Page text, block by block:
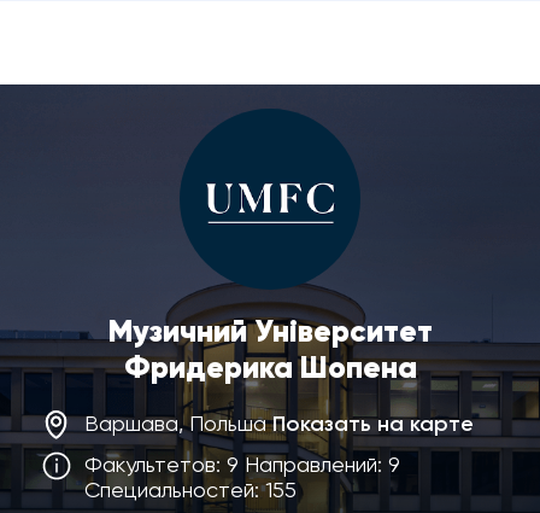
Музичний Університет
Фридерика Шопена
Варшава, ПольшаПоказать на карте
Факультетов: 9 Направлений: 9
Специальностей: 155